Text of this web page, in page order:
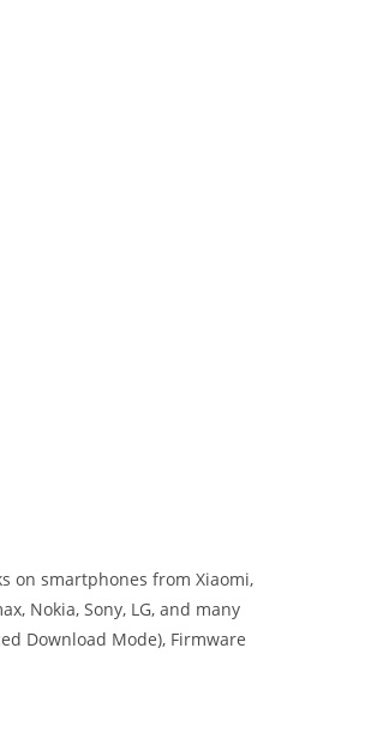
on smartphones from Xiaomi,
Nokia, Sony, LG, and many
Download Mode), Firmware